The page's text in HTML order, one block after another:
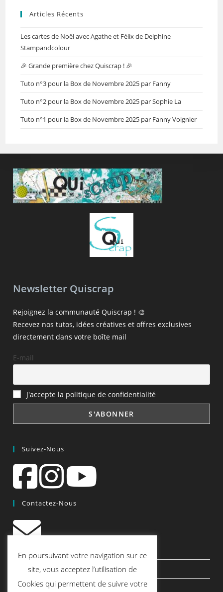
Articles Récents
Les cartes de Noël avec Agathe et Félix de Delphine
Stampandcolour
🎉 Grande première chez Quiscrap ! 🎉
Tuto n°3 pour la Box de Novembre 2025 par Fanny
Tuto n°2 pour la Box de Novembre 2025 par Sophie La
Tuto n°1 pour la Box de Novembre 2025 par Fanny Voignier
Newsletter Quiscrap
Rejoignez la communauté Quiscrap ! 🎨
Recevez nos tutos, idées créatives et offres exclusives
directement dans votre boîte mail
E-mail
J'accepte la politique de confidentialité
Suivez-Nous
Contactez-Nous
contact@quiscrap.fr
Les Fiches Techniques et les Tutos
Le Blog
En poursuivant votre navigation sur ce
site, vous acceptez l’utilisation de
Cookies qui permettent de suivre votre